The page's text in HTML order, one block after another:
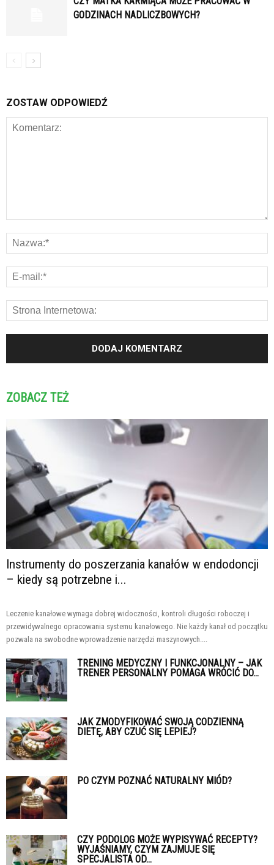
GODZINACH NADLICZBOWYCH?
ZOSTAW ODPOWIEDŹ
ZOBACZ TEŻ
Instrumenty do poszerzania kanałów w endodoncji
– kiedy są potrzebne i...
Leczenie kanałowe wymaga dobrej widoczności, kontroli długości roboczej i
przewidywalnego opracowania systemu kanałowego. Nie każdy kanał od początku
pozwala na swobodne wprowadzenie narzędzi maszynowych....
TRENING MEDYCZNY I FUNKCJONALNY – JAK
TRENER PERSONALNY POMAGA WRÓCIĆ DO...
JAK ZMODYFIKOWAĆ SWOJĄ CODZIENNĄ
DIETĘ, ABY CZUĆ SIĘ LEPIEJ?
PO CZYM POZNAĆ NATURALNY MIÓD?
CZY PODOLOG MOŻE WYPISYWAĆ RECEPTY?
WYJAŚNIAMY, CZYM ZAJMUJE SIĘ
SPECJALISTA OD...